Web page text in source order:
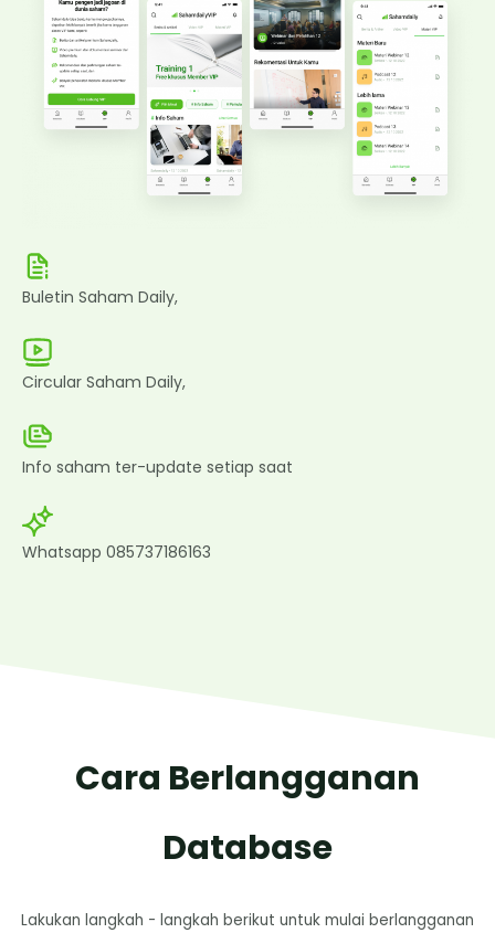
Buletin Saham Daily,
Circular Saham Daily,
Info saham ter-update setiap saat
Whatsapp 085737186163
Cara Berlangganan
Database
Lakukan langkah - langkah berikut untuk mulai berlangganan